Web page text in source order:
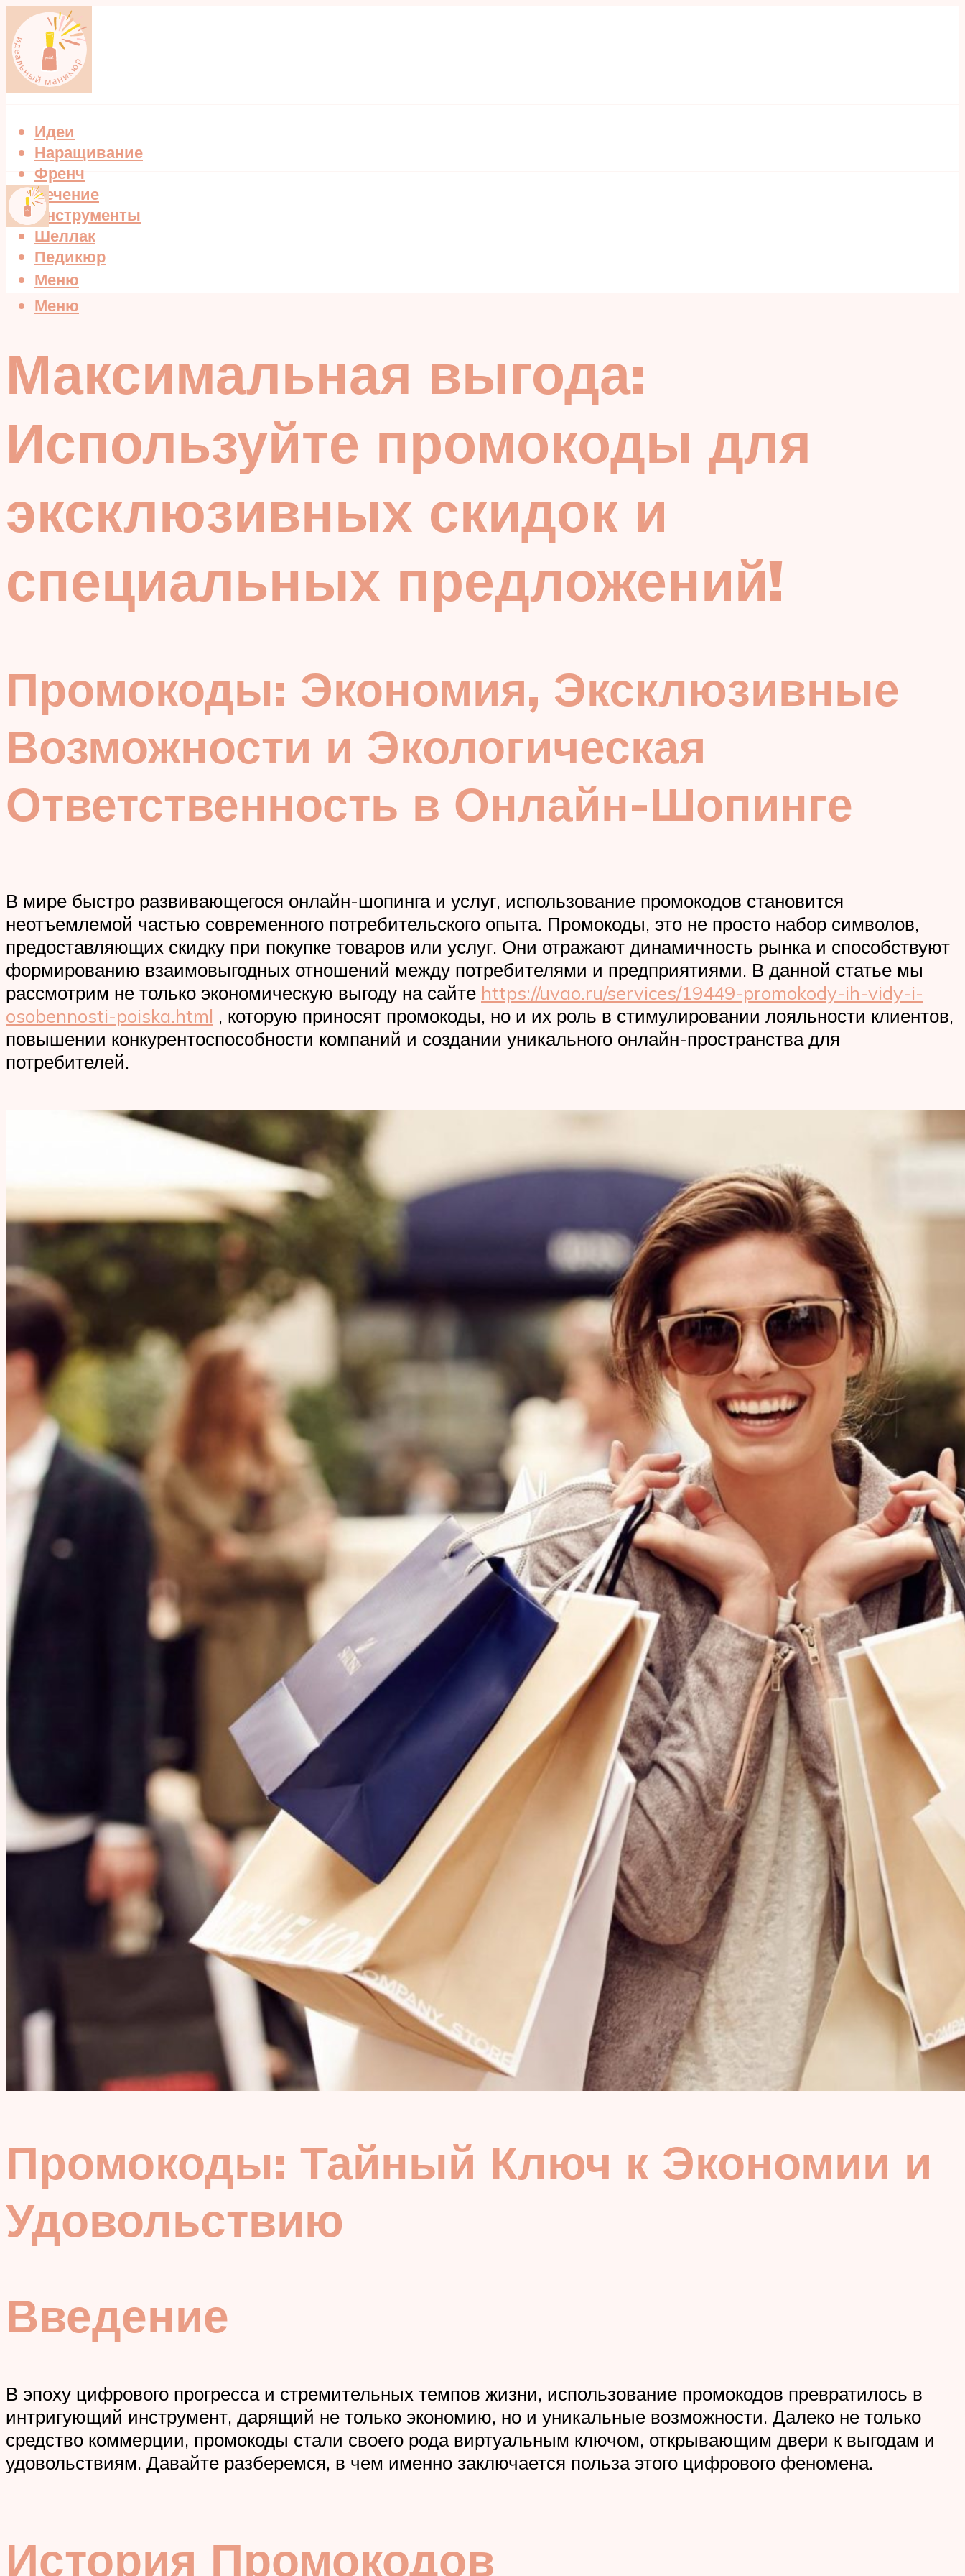
Идеи
Наращивание
Френч
Лечение
Инструменты
Шеллак
Педикюр
Меню
Меню
Максимальная выгода:
Используйте промокоды для
эксклюзивных скидок и
специальных предложений!
Промокоды: Экономия, Эксклюзивные
Возможности и Экологическая
Ответственность в Онлайн-Шопинге
В мире быстро развивающегося онлайн-шопинга и услуг, использование промокодов становится
неотъемлемой частью современного потребительского опыта. Промокоды, это не просто набор символов,
предоставляющих скидку при покупке товаров или услуг. Они отражают динамичность рынка и способствуют
формированию взаимовыгодных отношений между потребителями и предприятиями. В данной статье мы
рассмотрим не только экономическую выгоду на сайте https://uvao.ru/services/19449-promokody-ih-vidy-i-
osobennosti-poiska.html , которую приносят промокоды, но и их роль в стимулировании лояльности клиентов,
повышении конкурентоспособности компаний и создании уникального онлайн-пространства для
потребителей.
Промокоды: Тайный Ключ к Экономии и
Удовольствию
Введение
В эпоху цифрового прогресса и стремительных темпов жизни, использование промокодов превратилось в
интригующий инструмент, дарящий не только экономию, но и уникальные возможности. Далеко не только
средство коммерции, промокоды стали своего рода виртуальным ключом, открывающим двери к выгодам и
удовольствиям. Давайте разберемся, в чем именно заключается польза этого цифрового феномена.
История Промокодов